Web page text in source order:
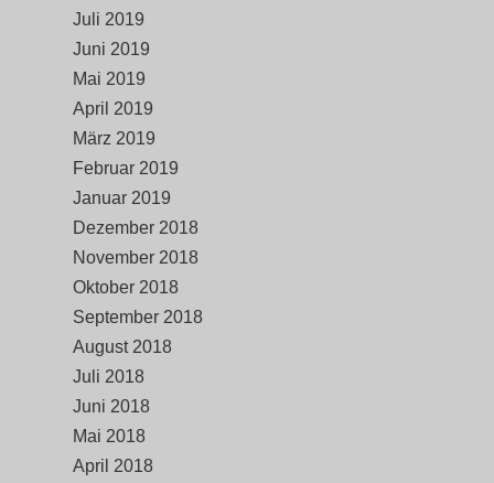
Juli 2019
Juni 2019
Mai 2019
April 2019
März 2019
Februar 2019
Januar 2019
Dezember 2018
November 2018
Oktober 2018
September 2018
August 2018
Juli 2018
Juni 2018
Mai 2018
April 2018